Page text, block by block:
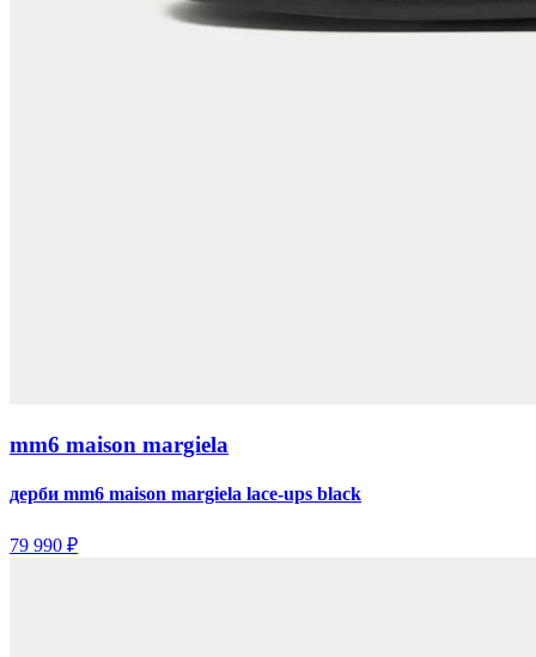
mm6 maison margiela
дерби mm6 maison margiela lace-ups black
79 990 ₽